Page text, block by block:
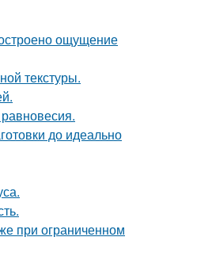
ощущение
текстуры.
до идеально
при ограниченном